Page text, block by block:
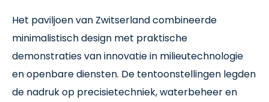
Het paviljoen van Zwitserland combineerde
minimalistisch design met praktische
demonstraties van innovatie in milieutechnologie
en openbare diensten. De tentoonstellingen legden
de nadruk op precisietechniek, waterbeheer en